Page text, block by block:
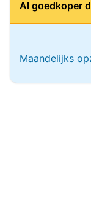
Al goedkoper
Maandelijks